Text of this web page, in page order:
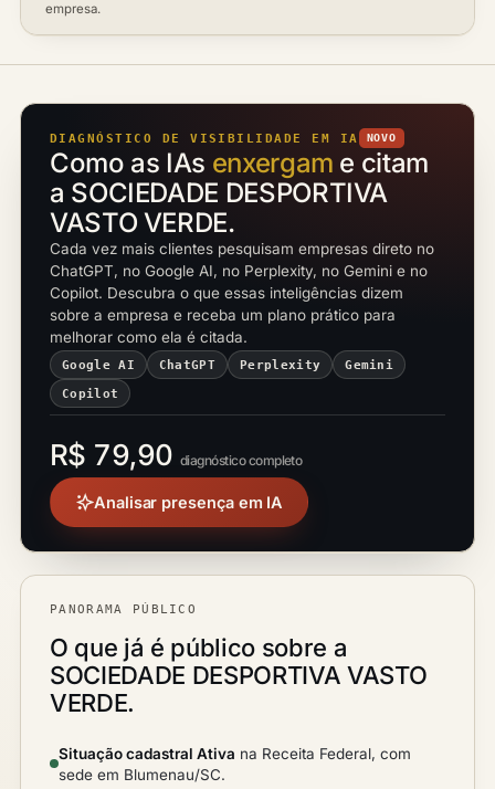
empresa.
DIAGNÓSTICO DE VISIBILIDADE EM IA NOVO
Como as IAs enxergam e citam
a SOCIEDADE DESPORTIVA
VASTO VERDE.
Cada vez mais clientes pesquisam empresas direto no
ChatGPT, no Google AI, no Perplexity, no Gemini e no
Copilot. Descubra o que essas inteligências dizem
sobre a empresa e receba um plano prático para
melhorar como ela é citada.
Google AI ChatGPT Perplexity Gemini
Copilot
R$ 79,90 diagnóstico completo
Analisar presença em IA
PANORAMA PÚBLICO
O que já é público sobre a
SOCIEDADE DESPORTIVA VASTO
VERDE.
Situação cadastral Ativa na Receita Federal, com
sede em Blumenau/SC.